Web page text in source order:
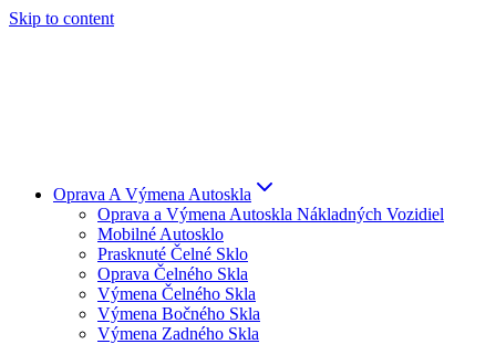
Skip to content
Oprava A Výmena Autoskla
Oprava a Výmena Autoskla Nákladných Vozidiel
Mobilné Autosklo
Prasknuté Čelné Sklo
Oprava Čelného Skla
Výmena Čelného Skla
Výmena Bočného Skla
Výmena Zadného Skla